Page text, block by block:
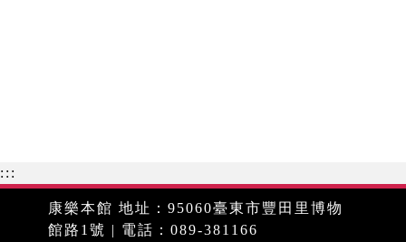
:::
康樂本館 地址：95060臺東市豐田里博物
館路1號 | 電話：089-381166